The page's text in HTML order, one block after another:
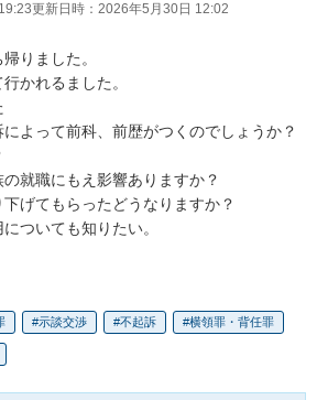
更新日時： 2026年5月30日 12:02
りました。
かれるました。
よって前科、前歴がつくのでしょうか？
就職にもえ影響ありますか？
げてもらったどうなりますか？
ついても知りたい。
示談交渉 不起訴 横領罪・背任罪